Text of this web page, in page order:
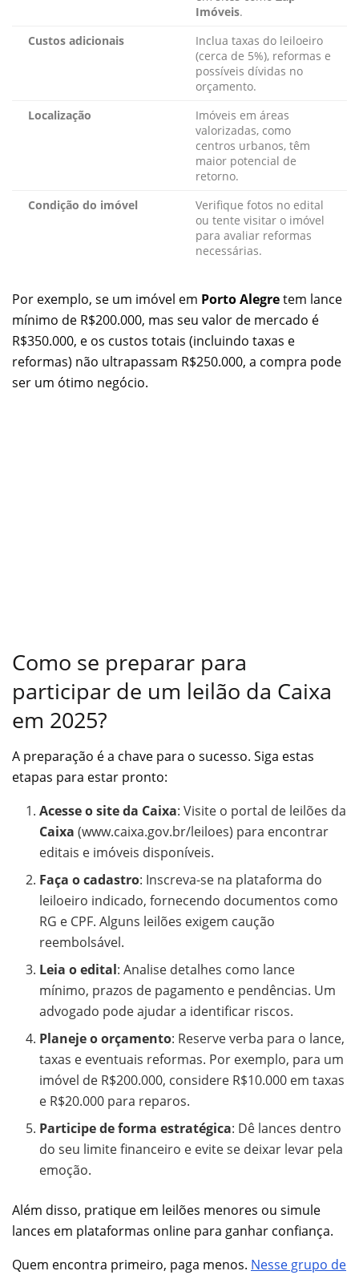
Imóveis.
Custos adicionais
Inclua taxas do leiloeiro
(cerca de 5%), reformas e
possíveis dívidas no
orçamento.
Localização
Imóveis em áreas
valorizadas, como
centros urbanos, têm
maior potencial de
retorno.
Condição do imóvel
Verifique fotos no edital
ou tente visitar o imóvel
para avaliar reformas
necessárias.
Por exemplo, se um imóvel em Porto Alegretem lance
mínimo de R$200.000, mas seu valor de mercado é
R$350.000, e os custos totais (incluindo taxas e
reformas) não ultrapassam R$250.000, a compra pode
ser um ótimo negócio.
Como se preparar para
participar de um leilão da Caixa
em 2025?
A preparação é a chave para o sucesso. Siga estas
etapas para estar pronto:
Acesse o site da Caixa: Visite o portal de leilões da
Caixa (www.caixa.gov.br/leiloes) para encontrar
editais e imóveis disponíveis.
Faça o cadastro: Inscreva-se na plataforma do
leiloeiro indicado, fornecendo documentos como
RG e CPF. Alguns leilões exigem caução
reembolsável.
Leia o edital: Analise detalhes como lance
mínimo, prazos de pagamento e pendências. Um
advogado pode ajudar a identificar riscos.
Planeje o orçamento: Reserve verba para o lance,
taxas e eventuais reformas. Por exemplo, para um
imóvel de R$200.000, considere R$10.000 em taxas
e R$20.000 para reparos.
Participe de forma estratégica: Dê lances dentro
do seu limite financeiro e evite se deixar levar pela
emoção.
Além disso, pratique em leilões menores ou simule
lances em plataformas online para ganhar confiança.
Quem encontra primeiro, paga menos. Nesse grupo de